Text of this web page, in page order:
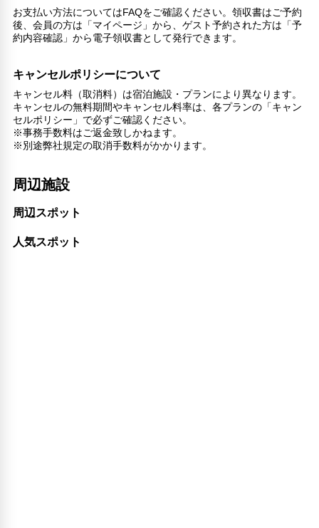
お支払い方法についてはFAQをご確認ください。領収書はご予約
後、会員の方は「マイページ」から、ゲスト予約された方は「予
約内容確認」から電子領収書として発行できます。
キャンセルポリシーについて
キャンセル料（取消料）は宿泊施設・プランにより異なります。
キャンセルの無料期間やキャンセル料率は、各プランの「キャン
セルポリシー」で必ずご確認ください。
※事務手数料はご返金致しかねます。
※別途弊社規定の取消手数料がかかります。
周辺施設
周辺スポット
人気スポット